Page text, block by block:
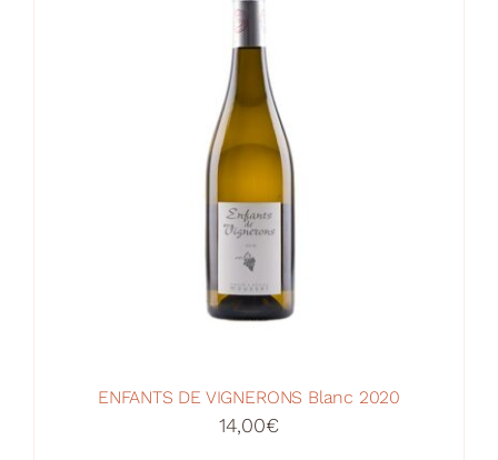
ENFANTS DE VIGNERONS Blanc 2020
14,00€